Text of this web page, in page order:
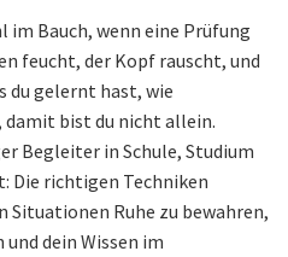
im Bauch, wenn eine Prüfung
feucht, der Kopf rauscht, und
du gelernt hast, wie
damit bist du nicht allein.
Begleiter in Schule, Studium
Die richtigen Techniken
Situationen Ruhe zu bewahren,
dein Wissen im